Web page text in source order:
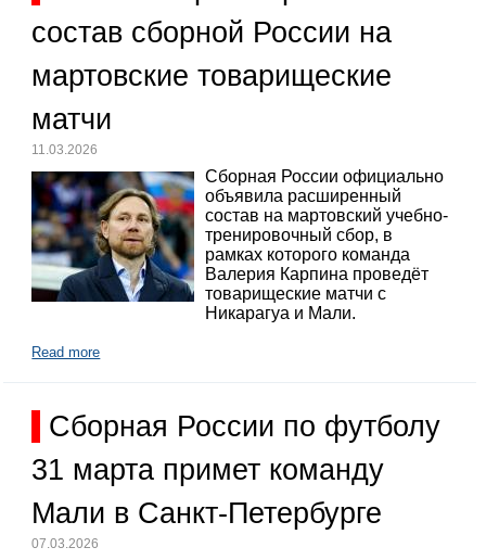
состав сборной России на
мартовские товарищеские
матчи
11.03.2026
Сборная России официально
объявила расширенный
состав на мартовский учебно-
тренировочный сбор, в
рамках которого команда
Валерия Карпина проведёт
товарищеские матчи с
Никарагуа и Мали.
Read more
Сборная России по футболу
31 марта примет команду
Мали в Санкт-Петербурге
07.03.2026